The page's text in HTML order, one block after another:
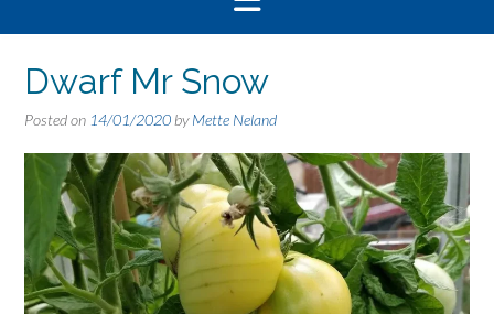
Dwarf Mr Snow
Posted on 14/01/2020 byMette Neland